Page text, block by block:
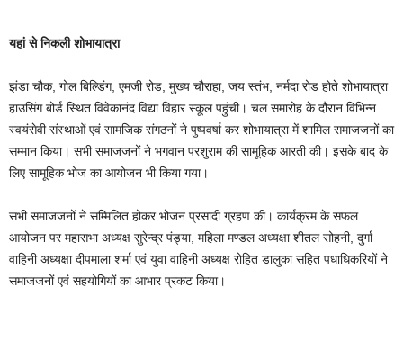
यहां से निकली शोभायात्रा
झंडा चौक, गोल बिल्डिंग, एमजी रोड, मुख्य चौराहा, जय स्तंभ, नर्मदा रोड होते शोभायात्रा
हाउसिंग बोर्ड स्थित विवेकानंद विद्या विहार स्कूल पहुंची। चल समारोह के दौरान विभिन्न
स्वयंसेवी संस्थाओं एवं सामजिक संगठनों ने पुष्पवर्षा कर शोभायात्रा में शामिल समाजजनों का
सम्मान किया। सभी समाजजनों ने भगवान परशुराम की सामूहिक आरती की। इसके बाद के
लिए सामूहिक भोज का आयोजन भी किया गया।
सभी समाजजनों ने सम्मिलित होकर भोजन प्रसादी ग्रहण की। कार्यक्रम के सफल
आयोजन पर महासभा अध्यक्ष सुरेन्द्र पंड्या, महिला मण्डल अध्यक्षा शीतल सोहनी, दुर्गा
वाहिनी अध्यक्षा दीपमाला शर्मा एवं युवा वाहिनी अध्यक्ष रोहित डालुका सहित पधाधिकरियों ने
समाजजनों एवं सहयोगियों का आभार प्रकट किया।